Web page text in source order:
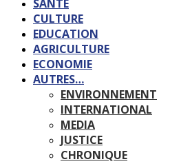
SANTE
CULTURE
EDUCATION
AGRICULTURE
ECONOMIE
AUTRES…
ENVIRONNEMENT
INTERNATIONAL
MEDIA
JUSTICE
CHRONIQUE